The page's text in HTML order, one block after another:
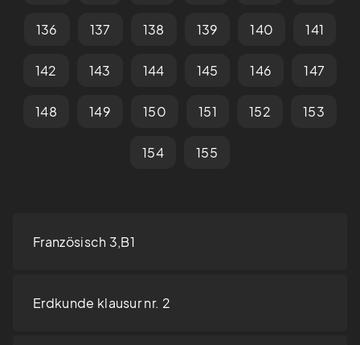
136 137 138 139 140 141
142 143 144 145 146 147
148 149 150 151 152 153
154 155
Französisch 3,B1
Erdkunde klausur nr. 2